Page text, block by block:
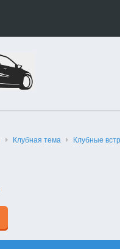
Клубная тема Клубные